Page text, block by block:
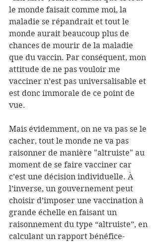
le monde faisait comme moi, la
maladie se répandrait et tout le
monde aurait beaucoup plus de
chances de mourir de la maladie
que du vaccin. Par conséquent, mon
attitude de ne pas vouloir me
vacciner n’est pas universalisable et
est donc immorale de ce point de
vue.
Mais évidemment, on ne va pas se le
cacher, tout le monde ne va pas
raisonner de manière "altruiste" au
moment de se faire vacciner car
c’est une décision individuelle. À
l’inverse, un gouvernement peut
choisir d’imposer une vaccination à
grande échelle en faisant un
raisonnement du type “altruiste”, en
calculant un rapport bénéfice-